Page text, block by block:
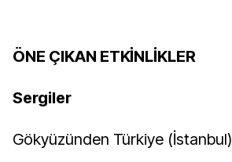
ÖNE ÇIKAN ETKİNLİKLER
Sergiler
Gökyüzünden Türkiye (İstanbul)